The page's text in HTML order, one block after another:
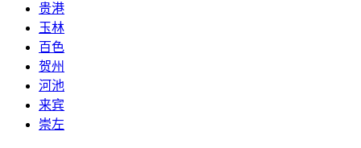
贵港
玉林
百色
贺州
河池
来宾
崇左